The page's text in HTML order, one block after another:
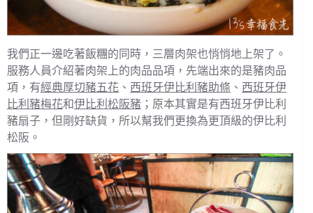
我們正一邊吃著飯糰的同時，三層肉架也悄悄地上架了。
服務人員介紹著肉架上的肉品品項，先端出來的是豬肉品
項，有經典厚切豬五花 、 西班牙伊比利豬助條 、 西班牙伊
比利豬梅花和伊比利松阪豬 ；原本其實是有西班牙伊比利
豬扇子，但剛好缺貨，所以幫我們更換為更頂級的伊比利
松阪。